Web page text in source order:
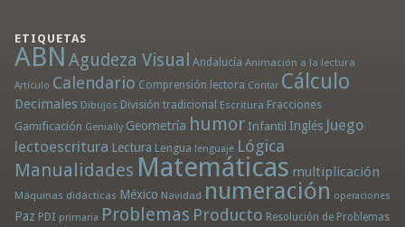
ETIQUETAS
ABN Agudeza Visual Andalucía Animación a la lectura
Artículo Calendario Comprensión lectora Contar Cálculo
Decimales Dibujos División tradicional Escritura Fracciones
Gamificación Genially Geometría humor Infantil Inglés Juego
lectoescritura Lectura Lengua lenguaje Lógica
Manualidades Matemáticas multiplicación
Máquinas didácticas México Navidad numeración operaciones
Paz PDI primaria Problemas Producto Resolución de Problemas